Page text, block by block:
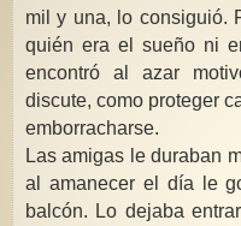
mil y una, lo consiguió.
quién era el sueño ni
encontró al azar
discute, como proteger
emborracharse.
Las amigas le duraban
al amanecer el día le
balcón. Lo dejaba